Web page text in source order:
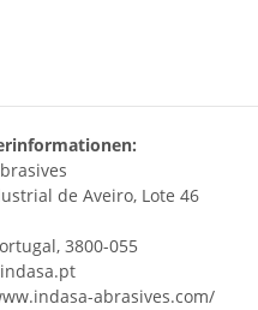
de Aveiro, Lote 46
3800-055
abrasives.com/